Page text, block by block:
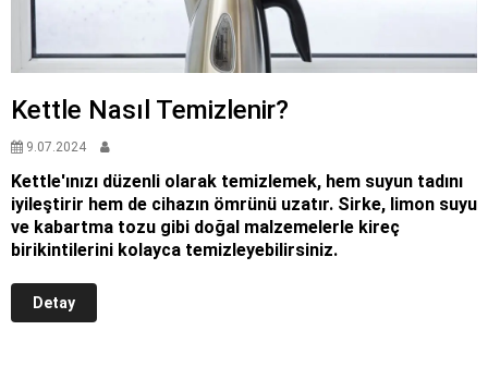
Kettle Nasıl Temizlenir?
9.07.2024
Kettle'ınızı düzenli olarak temizlemek, hem suyun tadını
iyileştirir hem de cihazın ömrünü uzatır. Sirke, limon suyu
ve kabartma tozu gibi doğal malzemelerle kireç
birikintilerini kolayca temizleyebilirsiniz.
Detay